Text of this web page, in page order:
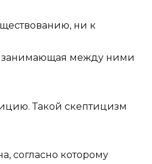
ни к
занимающая между ними
Такой скептицизм
согласно которому